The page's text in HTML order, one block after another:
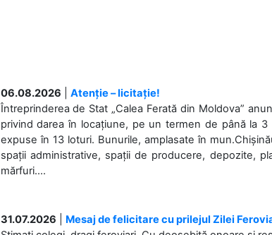
06.08.2026
Atenție – licitație!
Întreprinderea de Stat „Calea Ferată din Moldova”
privind darea în locațiune, pe un termen de până la
expuse în 13 loturi. Bunurile, amplasate în
spații administrative, spații de producere, depozite,
mărfuri....
31.07.2026
Mesaj de felicitare cu prilejul Zilei